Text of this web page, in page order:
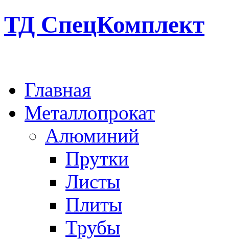
ТД СпецКомплект
Главная
Металлопрокат
Алюминий
Прутки
Листы
Плиты
Трубы